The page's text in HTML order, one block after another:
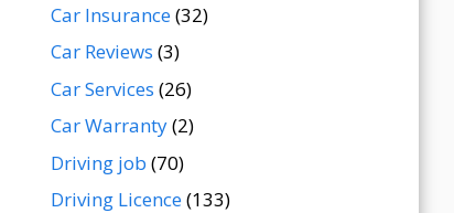
Car Insurance(32)
Car Reviews (3)
Car Services (26)
Car Warranty(2)
Driving job (70)
Driving Licence(133)